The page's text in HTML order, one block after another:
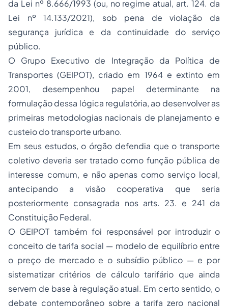
da Lei nº 8.666/1993 (ou, no regime atual, art. 124. da
Lei nº 14.133/2021), sob pena de violação da
segurança jurídica e da continuidade do serviço
público.
O Grupo Executivo de Integração da Política de
Transportes (GEIPOT), criado em 1964 e extinto em
2001, desempenhou papel determinante na
formulação dessa lógica regulatória, ao desenvolver as
primeiras metodologias nacionais de planejamento e
custeio do transporte urbano.
Em seus estudos, o órgão defendia que o transporte
coletivo deveria ser tratado como função pública de
interesse comum, e não apenas como serviço local,
antecipando a visão cooperativa que seria
posteriormente consagrada nos arts. 23. e 241 da
Constituição Federal.
O GEIPOT também foi responsável por introduzir o
conceito de tarifa social — modelo de equilíbrio entre
o preço de mercado e o subsídio público — e por
sistematizar critérios de cálculo tarifário que ainda
servem de base à regulação atual. Em certo sentido, o
debate contemporâneo sobre a tarifa zero nacional